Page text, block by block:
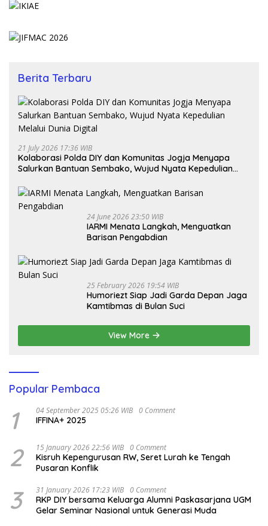
Berita Terbaru
21 July 2026 17:36 WIB
Kolaborasi Polda DIY dan Komunitas Jogja Menyapa
Salurkan Bantuan Sembako, Wujud Nyata Kepedulian
24 June 2026 23:50 WIB
IARMI Menata Langkah, Menguatkan
Barisan Pengabdian
25 February 2026 19:54 WIB
Humoriezt Siap Jadi Garda Depan Jaga
Kamtibmas di Bulan Suci
View More
Popular Pembaca
1 04 September 2025 05:26 WIB 0 Comment
IFFINA+ 2025
2 15 January 2026 22:56 WIB 0 Comment
Kisruh Kepengurusan RW, Seret Lurah ke Tengah
Pusaran Konflik
3 31 January 2026 17:23 WIB 0 Comment
RKP DIY bersama Keluarga Alumni Paskasarjana UGM
Gelar Seminar Nasional untuk Generasi Muda